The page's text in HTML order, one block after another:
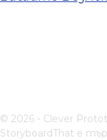
© 2026 - Clever
StoryboardThat е